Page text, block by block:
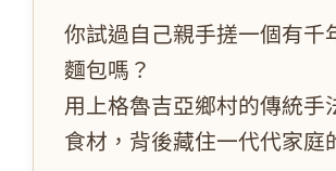
你試過自己親手搓一個有千
麵包嗎？
用上格魯吉亞鄉村的傳統手
食材，背後藏住一代代家庭